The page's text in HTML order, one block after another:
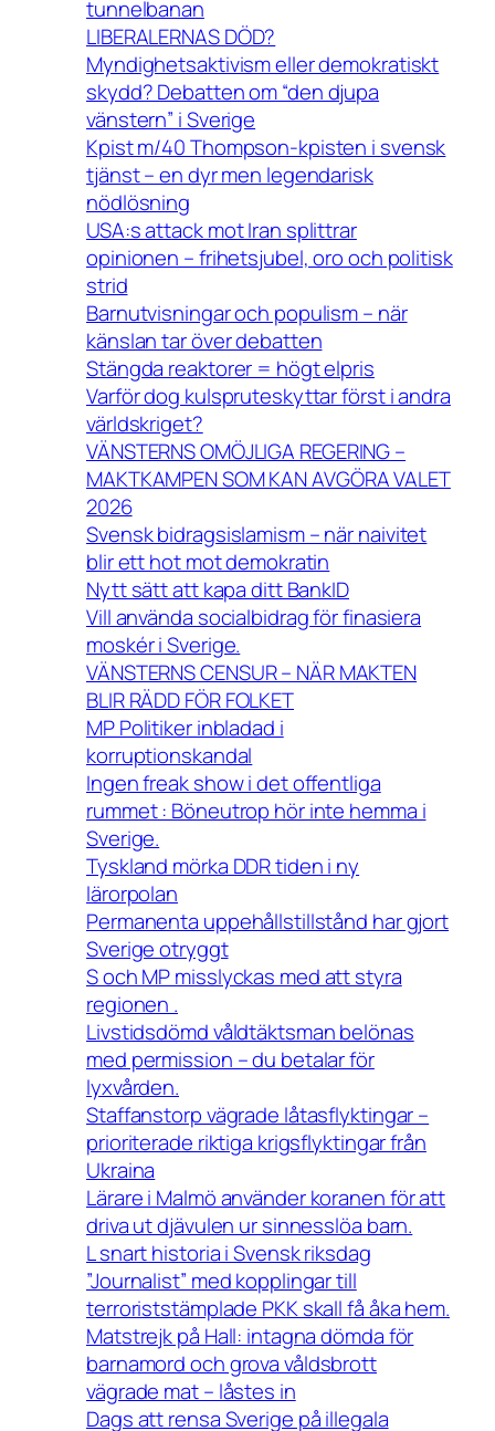
tunnelbanan
LIBERALERNAS DÖD?
Myndighetsaktivism eller demokratiskt
skydd? Debatten om “den djupa
vänstern” i Sverige
Kpist m/40 Thompson-kpisten i svensk
tjänst – en dyr men legendarisk
nödlösning
USA:s attack mot Iran splittrar
opinionen – frihetsjubel, oro och politisk
strid
Barnutvisningar och populism – när
känslan tar över debatten
Stängda reaktorer = högt elpris
Varför dog kulspruteskyttar först i andra
världskriget?
VÄNSTERNS OMÖJLIGA REGERING –
MAKTKAMPEN SOM KAN AVGÖRA VALET
2026
Svensk bidragsislamism – när naivitet
blir ett hot mot demokratin
Nytt sätt att kapa ditt BankID
Vill använda socialbidrag för finasiera
moskér i Sverige.
VÄNSTERNS CENSUR – NÄR MAKTEN
BLIR RÄDD FÖR FOLKET
MP Politiker inbladad i
korruptionskandal
Ingen freak show i det offentliga
rummet : Böneutrop hör inte hemma i
Sverige.
Tyskland mörka DDR tiden i ny
lärorpolan
Permanenta uppehållstillstånd har gjort
Sverige otryggt
S och MP misslyckas med att styra
regionen .
Livstidsdömd våldtäktsman belönas
med permission – du betalar för
lyxvården.
Staffanstorp vägrade låtasflyktingar –
prioriterade riktiga krigsflyktingar från
Ukraina
Lärare i Malmö använder koranen för att
driva ut djävulen ur sinnesslöa barn.
L snart historia i Svensk riksdag
”Journalist” med kopplingar till
terroriststämplade PKK skall få åka hem.
Matstrejk på Hall: intagna dömda för
barnamord och grova våldsbrott
vägrade mat – låstes in
Dags att rensa Sverige på illegala